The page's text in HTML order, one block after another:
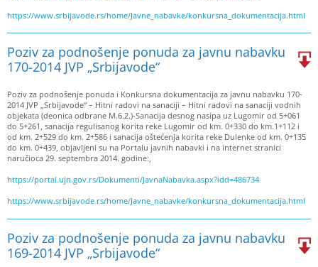
https://www.srbijavode.rs/home/Javne_nabavke/konkursna_dokumentacija.html
Poziv za podnošenje ponuda za javnu nabavku
170-2014 JVP „Srbijavode“
Poziv za podnošenje ponuda i Konkursna dokumentacija za javnu nabavku 170-
2014 JVP „Srbijavode“ – Hitni radovi na sanaciji – Hitni radovi na sanaciji vodnih
objekata (deonica odbrane M.6.2.)-Sanacija desnog nasipa uz Lugomir od 5+061
do 5+261, sanacija regulisanog korita reke Lugomir od km. 0+330 do km.1+112 i
od km. 2+529 do km. 2+586 i sanacija oštećenja korita reke Dulenke od km. 0+135
do km. 0+439, objavljeni su na Portalu javnih nabavki i na internet stranici
naručioca 29. septembra 2014. godine:,
https://portal.ujn.gov.rs/Dokumenti/JavnaNabavka.aspx?idd=486734
https://www.srbijavode.rs/home/Javne_nabavke/konkursna_dokumentacija.html
Poziv za podnošenje ponuda za javnu nabavku
169-2014 JVP „Srbijavode“